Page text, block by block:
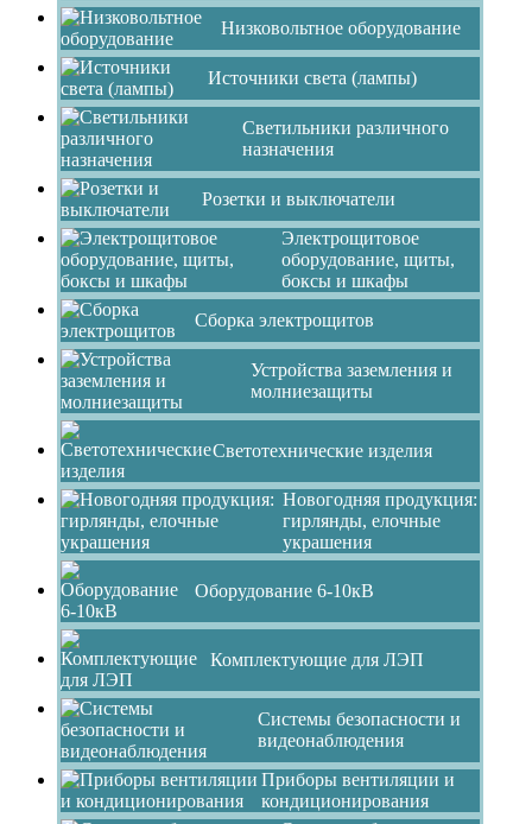
Низковольтное оборудование
Источники света (лампы)
Светильники различного
назначения
Розетки и выключатели
Электрощитовое
оборудование, щиты,
боксы и шкафы
Сборка электрощитов
Устройства заземления и
молниезащиты
Светотехнические изделия
Новогодняя продукция:
гирлянды, елочные
украшения
Оборудование 6-10кВ
Комплектующие для ЛЭП
Системы безопасности и
видеонаблюдения
Приборы вентиляции и
кондиционирования